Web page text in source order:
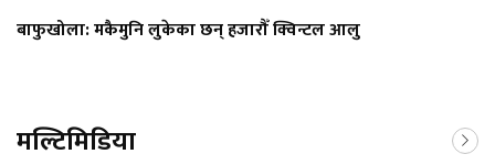
बाफुखोला: मकैमुनि लुकेका छन् हजारौँ क्विन्टल आलु
मल्टिमिडिया